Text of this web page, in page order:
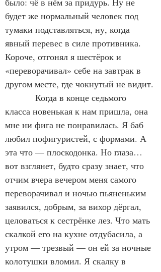
будет же нормальный человек под
тумаки подставляться, ну, когда
явный перевес в силе противника.
Короче, отгонял я шестёрок и
«переворачивал» себе на завтрак в
другом месте, где чокнутый не видит.
класса новенькая к нам пришла, она
мне ни фига не понравилась. Я баб
любил пофигуристей, с формами. А
эта что — плоскодонка. Но глаза…
вот взглянет, будто сразу знает, что
отчим вчера вечером меня самого
переворачивал и ночью пьяненьким
заявился, добрым, за вихор дёргал,
целоваться к сестрёнке лез. Что мать
скалкой его на кухне отдубасила, а
утром — трезвый — он ей за ночные
колотушки вломил. Я скалку в